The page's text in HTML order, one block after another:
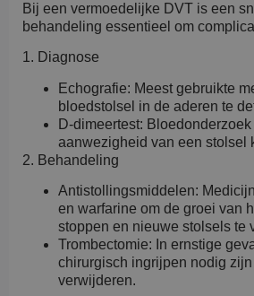
Bij een vermoedelijke DVT is een
behandeling essentieel om
1. Diagnose
Echografie: Meest gebruikte
bloedstolsel in de aderen te
D-dimeertest: Bloedonderzoek
aanwezigheid van een stolsel
2. Behandeling
Antistollingsmiddelen:
en warfarine om de groei van
stoppen en nieuwe stolsels te
Trombectomie: In ernstige
chirurgisch ingrijpen nodig
verwijderen.